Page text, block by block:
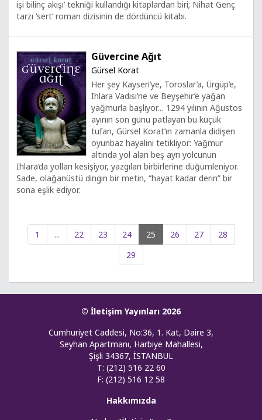
işi bilinç akışı’ tekniği kullandığı kitaplardan biri; Nihat Genç
tarzı ‘sert’ roman dizisinin de dördüncü kitabı.
Güvercine Ağıt
Gürsel Korat
Her şey Kayseri’ye, Toroslar’a, Ürgüp’e,
Ihlara Vadisi’ne ve Beyşehir’e yağan
yağmurla başlıyor… 1294 yılının Ağustos
ayının son günü patlayan bu küçük
tufan, Gürsel Korat’ın zamanla didişen
oyunbaz hayalini tetikliyor: Yağmur
altında yol alan beş ayrı yolcunun
Ihlara’da yolları kesişiyor, yazgıları birbirlerine düğümleniyor.
Sade, olağanüstü dingin bir metin, “hayat kadar derin” bir
sona eşlik ediyor.
1 ... 22 23 24 25 26 27
28
29
© İletişim Yayınları 2026
Cumhuriyet Caddesi, No:36, 1. Kat, Daire 3,
Seyhan Apartmanı, Harbiye Mahallesi,
Şişli 34367, İSTANBUL
T: (212) 516 22 60
F: (212) 516 12 58
Hakkımızda